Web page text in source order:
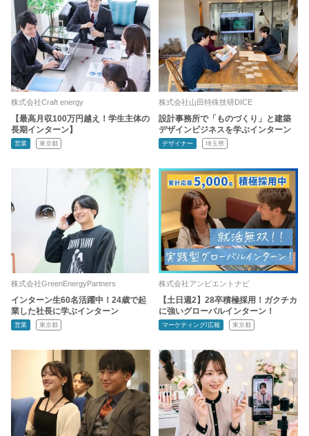
株式会社Craft energy
【最高月収100万円越え！学生主体の
長期インターン】
営業 東京都
株式会社山田特殊技研DICE
設計事務所で「ものづくり」と建築
デザインビジネスを学ぶインターン
デザイナー 埼玉県
株式会社GreenEnergyPartners
インターン生60名活躍中！24歳で起
業した社長に学ぶインターン
営業 東京都
株式会社アンビエントナビ
【土日週2】28卒積極採用！ガクチカ
に強いグローバルインターン！
マーケティング/広報 東京都